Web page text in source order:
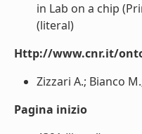
in Lab on a chip
(literal)
Http://www.cnr.it/
Zizzari A.; Bianco
Pagina inizio